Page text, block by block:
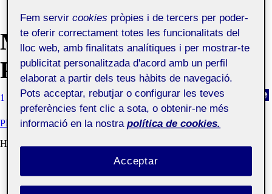
MEMÒRIA DE
PROJECTE EXECUTIU
1 JUNY, 2021 CARLES MAS ROURA VISIBILITAT: PÚBLIC
PRÀCTICA - MEMÒRIA DE PROJECTE EXECUTIU
H
Fem servircookies pròpies i de tercers per poder-
te oferir correctament totes les funcionalitats del
lloc web, amb finalitats analítiques i per mostrar-te
publicitat personalitzada d'acord amb un perfil
elaborat a partir dels teus hàbits de navegació.
Pots acceptar, rebutjar o configurar les teves
preferències fent clic a sota, o obtenir-ne més
informació en la nostra política de cookies.
Acceptar